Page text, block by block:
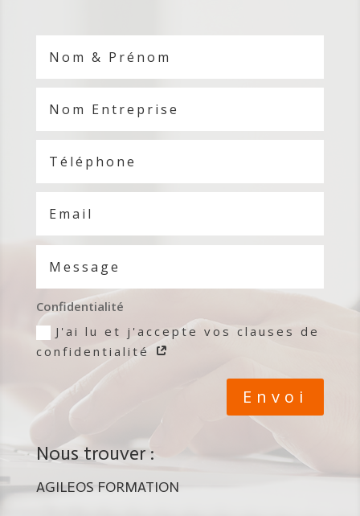
Confidentialité
J'ai lu et j'accepte vos clauses de
confidentialité
Envoi
Nous trouver :
AGILEOS FORMATION